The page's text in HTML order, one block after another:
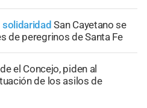
solidaridad San Cayetano se
de peregrinos de Santa Fe
el Concejo, piden al
de los asilos de